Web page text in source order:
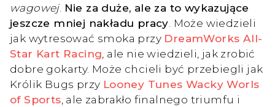
wagowej. Nie za duże, ale za to wykazujące
jeszcze mniej nakładu pracy . Może wiedzieli
jak wytresować smoka przy DreamWorks All-
Star Kart Racing , ale nie wiedzieli, jak zrobić
dobre gokarty. Może chcieli być przebiegli jak
Królik Bugs przy Looney Tunes Wacky Worls
of Sports , ale zabrakło finalnego triumfu i